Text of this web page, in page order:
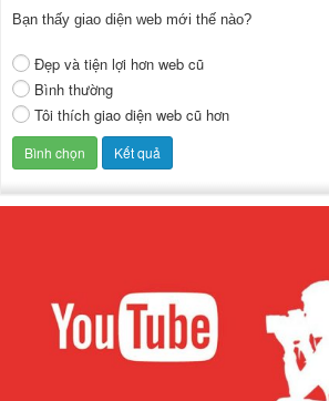
Bạn thấy giao diện web mới thế nào?
Đẹp và tiện lợi hơn web cũ
Bình thường
Tôi thích giao diện web cũ hơn